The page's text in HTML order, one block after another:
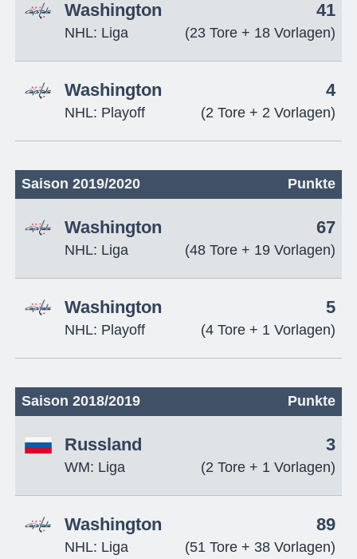
Washington
NHL: Liga
41
(23 Tore + 18 Vorlagen)
Washington
NHL: Playoff
4
(2 Tore + 2 Vorlagen)
Saison 2019/2020 Punkte
Washington
NHL: Liga
67
(48 Tore + 19 Vorlagen)
Washington
NHL: Playoff
5
(4 Tore + 1 Vorlagen)
Saison 2018/2019 Punkte
Russland
WM: Liga
3
(2 Tore + 1 Vorlagen)
Washington
NHL: Liga
89
(51 Tore + 38 Vorlagen)